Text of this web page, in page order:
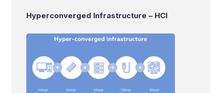
Hyperconverged Infrastructure – HCI